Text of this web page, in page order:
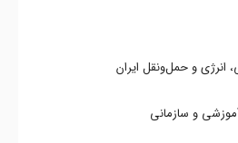
و حمل‌ونقل ایران
و سازمانی